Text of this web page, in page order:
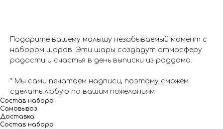
Подарите вашему малышу незабываемый момент с
набором шаров. Эти шары создадут атмосферу
радости и счастья в день выписки из роддома.
* Мы сами печатаем надписи, поэтому сможем
сделать любую по вашим пожеланиям
Состав набора
Самовывоз
Доставка
Состав набора